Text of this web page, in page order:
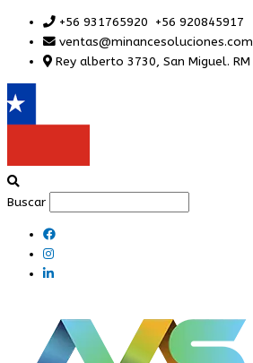
contenido
+56 931765920 +56 920845917
ventas@minancesoluciones.com
Rey alberto 3730, San Miguel. RM
Buscar